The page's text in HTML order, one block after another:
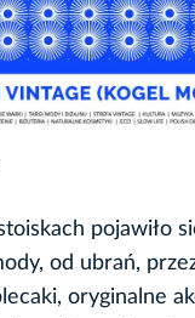
pojawiło
od ubrań,
oryginalne